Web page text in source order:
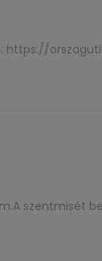
https://
szentmisét